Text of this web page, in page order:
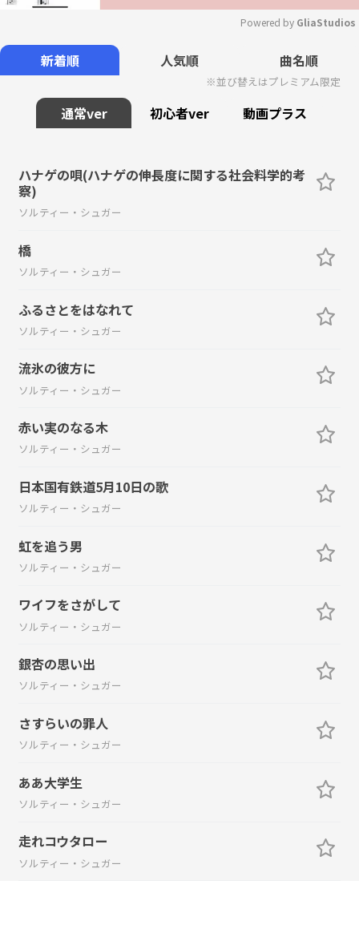
Mute
Powered by GliaStudios
新着順 人気順 曲名順
※並び替えはプレミアム限定
通常ver 初心者ver 動画プラス
ハナゲの唄(ハナゲの伸長度に関する社会料学的考
察)
ソルティー・シュガー
橋
ソルティー・シュガー
ふるさとをはなれて
ソルティー・シュガー
流氷の彼方に
ソルティー・シュガー
赤い実のなる木
ソルティー・シュガー
日本国有鉄道5月10日の歌
ソルティー・シュガー
虹を追う男
ソルティー・シュガー
ワイフをさがして
ソルティー・シュガー
銀杏の思い出
ソルティー・シュガー
さすらいの罪人
ソルティー・シュガー
ああ大学生
ソルティー・シュガー
走れコウタロー
ソルティー・シュガー